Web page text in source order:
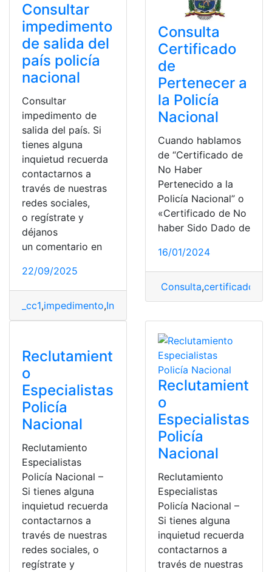
Consultar
impedimento
de salida del
país policía
nacional
Consultar
impedimento de
salida del país. Si
tienes alguna
inquietud recuerda
contactarnos a
través de nuestras
redes sociales,
o regístrate y
déjanos
un comentario en
22/09/2025
_cc1,impedimento,Ingreso Ministerio del Interior,País
Consulta
Certificado
de
Pertenecer a
la Policía
Nacional
Cuando hablamos
de “Certificado de
No Haber
Pertenecido a la
Policía Nacional” o
«Certificado de No
haber Sido Dado de
16/01/2024
Consulta,certificado
Reclutamient
o
Especialistas
Policía
Nacional
Reclutamiento
Especialistas
Policía Nacional –
Si tienes alguna
inquietud recuerda
contactarnos a
través de nuestras
redes sociales, o
regístrate y
Reclutamient
o
Especialistas
Policía
Nacional
Reclutamiento
Especialistas
Policía Nacional –
Si tienes alguna
inquietud recuerda
contactarnos a
través de nuestras